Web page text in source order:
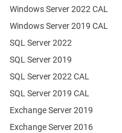
Exchange Server 2019
Exchange Server 2016
SQL Server 2022
SQL Server 2019
Windows Server 2022 CAL
Windows Server 2019 CAL
SQL Server 2022 CAL
SQL Server 2019 CAL